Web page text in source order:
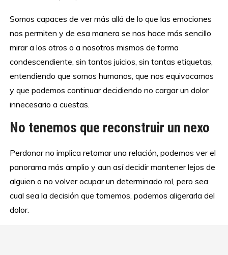
Somos capaces de ver más allá de lo que las emociones
nos permiten y de esa manera se nos hace más sencillo
mirar a los otros o a nosotros mismos de forma
condescendiente, sin tantos juicios, sin tantas etiquetas,
entendiendo que somos humanos, que nos equivocamos
y que podemos continuar decidiendo no cargar un dolor
innecesario a cuestas.
No tenemos que reconstruir un nexo
Perdonar no implica retomar una relación, podemos ver el
panorama más amplio y aun así decidir mantener lejos de
alguien o no volver ocupar un determinado rol, pero sea
cual sea la decisión que tomemos, podemos aligerarla del
dolor.